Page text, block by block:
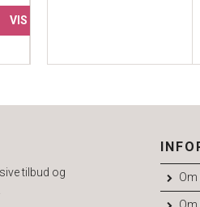
VIS PRODUKT
tilbud og
Om